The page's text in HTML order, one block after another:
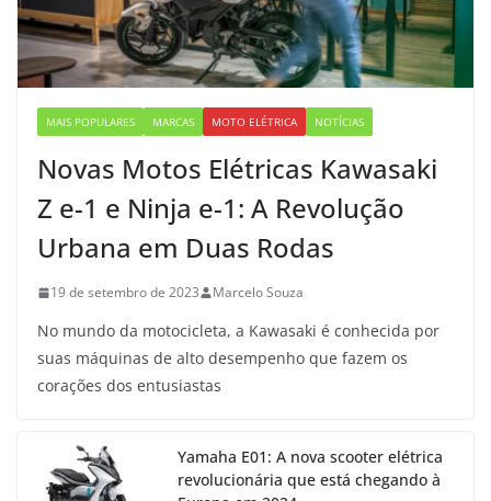
MAIS POPULARES MARCAS MOTO ELÉTRICA NOTÍCIAS
Novas Motos Elétricas Kawasaki
Z e-1 e Ninja e-1: A Revolução
Urbana em Duas Rodas
19 de setembro de 2023 Marcelo Souza
No mundo da motocicleta, a Kawasaki é conhecida por
suas máquinas de alto desempenho que fazem os
corações dos entusiastas
Yamaha E01: A nova scooter elétrica
revolucionária que está chegando à